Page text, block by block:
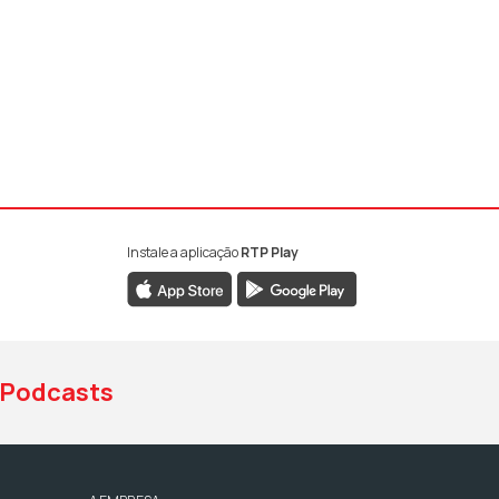
da RTP Antena 1
da RTP Antena 1
YouTube da RTP Antena 1
Instale a aplicaçãoRTP Play
Podcasts